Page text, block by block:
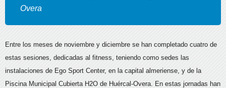
Overa
Entre los meses de noviembre y diciembre se han completado cuatro de
estas sesiones, dedicadas al fitness, teniendo como sedes las
instalaciones de Ego Sport Center, en la capital almeriense, y de la
Piscina Municipal Cubierta H2O de Huércal-Overa. En estas jornadas han